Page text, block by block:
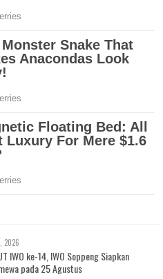
2026
IWO ke-14, IWO Soppeng Siapkan
pada 25 Agustus